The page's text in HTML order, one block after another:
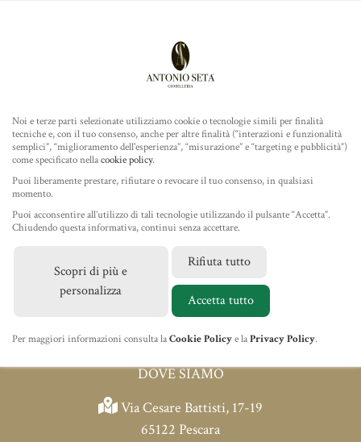
ROLEX
TUDOR
GIOIELLERIA
IL NEGOZIO
NEWS
CONTATTI
Lun - Mar - Mer - Ven - Sab
10.00 / 13.00 - 16.45 / 20.00
Chiuso per ferie dal 10 al 16 Agosto 2026
CONTATTI
+39 085 4212354
info@antonioseta.it
DOVE SIAMO
Via Cesare Battisti, 17-19
65122 Pescara
Noi e terze parti selezionate utilizziamo cookie o tecnologie simili per finalità
tecniche e, con il tuo consenso, anche per altre finalità (“interazioni e funzionalità
semplici”, “miglioramento dell'esperienza”, “misurazione” e “targeting e pubblicità”)
come specificato nellacookie policy.
Puoi liberamente prestare, rifiutare o revocare il tuo consenso, in qualsiasi
momento.
Puoi acconsentire all’utilizzo di tali tecnologie utilizzando il pulsante “Accetta”.
Chiudendo questa informativa, continui senza accettare.
Scopri di più e
personalizza
Rifiuta tutto
Accetta tutto
Per maggiori informazioni consulta laCookie Policye laPrivacy Policy.